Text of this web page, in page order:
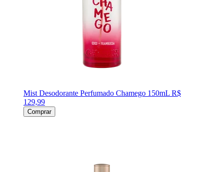
Mist Desodorante Perfumado Chamego 150mL R$
129,99
Comprar